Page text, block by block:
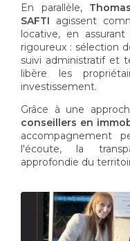
En parallèle,
SAFTI agissent
locative, en
rigoureux : sélection
suivi administratif et
libère les
investissement.
Grâce à une
conseillers en
accompagnement
l'écoute, la
approfondie du